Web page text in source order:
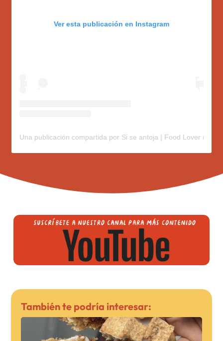
Ver esta publicación en Instagram
Una publicación compartida por Si se antoja | Food Lover
También te podría interesar: